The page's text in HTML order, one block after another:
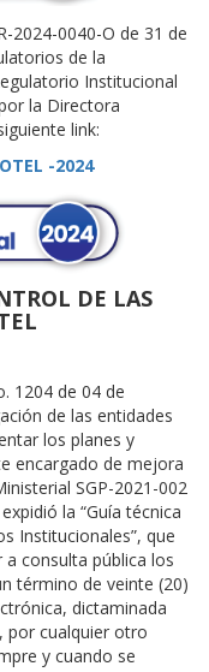
2024-0040-O de 31 de
de la
Institucional
la Directora
link:
-2024
DE LAS
1204 de 04 de
de las entidades
los planes y
encargado de mejora
SGP-2021-002
la “Guía técnica
Institucionales”, que
a consulta pública los
término de veinte (20)
dictaminada
por cualquier otro
y cuando se